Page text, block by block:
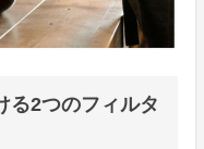
る2つのフィルタ